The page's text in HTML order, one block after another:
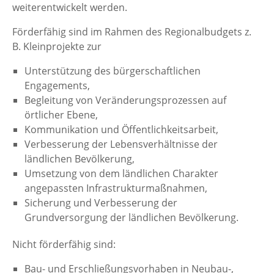
weiterentwickelt werden.
Förderfähig sind im Rahmen des Regionalbudgets z.
B. Kleinprojekte zur
Unterstützung des bürgerschaftlichen
Engagements,
Begleitung von Veränderungsprozessen auf
örtlicher Ebene,
Kommunikation und Öffentlichkeitsarbeit,
Verbesserung der Lebensverhältnisse der
ländlichen Bevölkerung,
Umsetzung von dem ländlichen Charakter
angepassten Infrastrukturmaßnahmen,
Sicherung und Verbesserung der
Grundversorgung der ländlichen Bevölkerung.
Nicht förderfähig sind:
Bau- und Erschließungsvorhaben in Neubau-,